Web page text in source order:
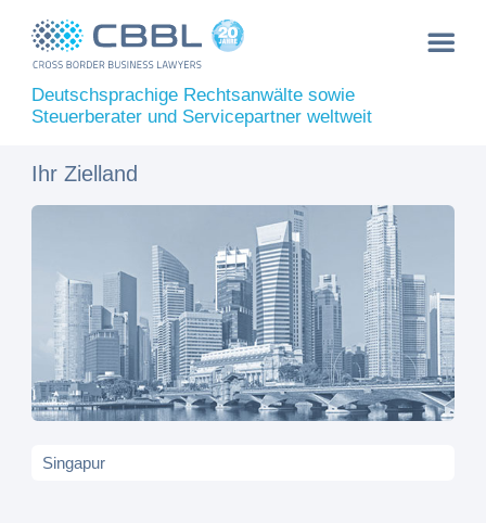
Deutschsprachige Rechtsanwälte sowie
Steuerberater und Servicepartner weltweit
Ihr Zielland